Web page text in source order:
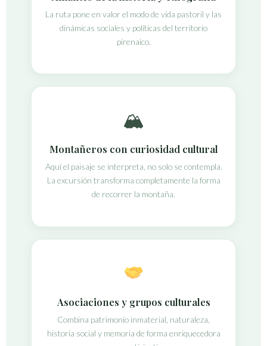
La ruta pone en valor el modo de vida pastoril y las
dinámicas sociales y políticas del territorio
pirenaico.
🏔
Montañeros con curiosidad cultural
Aquí el paisaje se interpreta, no solo se contempla.
La excursión transforma completamente la forma
de recorrer la montaña.
Asociaciones y grupos culturales
Combina patrimonio inmaterial, naturaleza,
historia social y memoria de forma enriquecedora